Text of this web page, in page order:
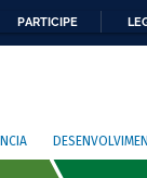
PARTICIPE